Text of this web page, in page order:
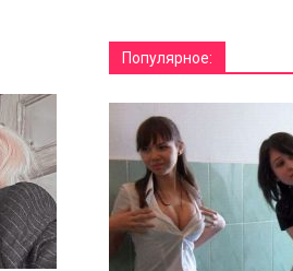
Популярное: